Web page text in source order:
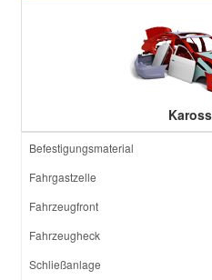
Befestigungsmaterial
Fahrgastzelle
Fahrzeugfront
Fahrzeugheck
Schließanlage